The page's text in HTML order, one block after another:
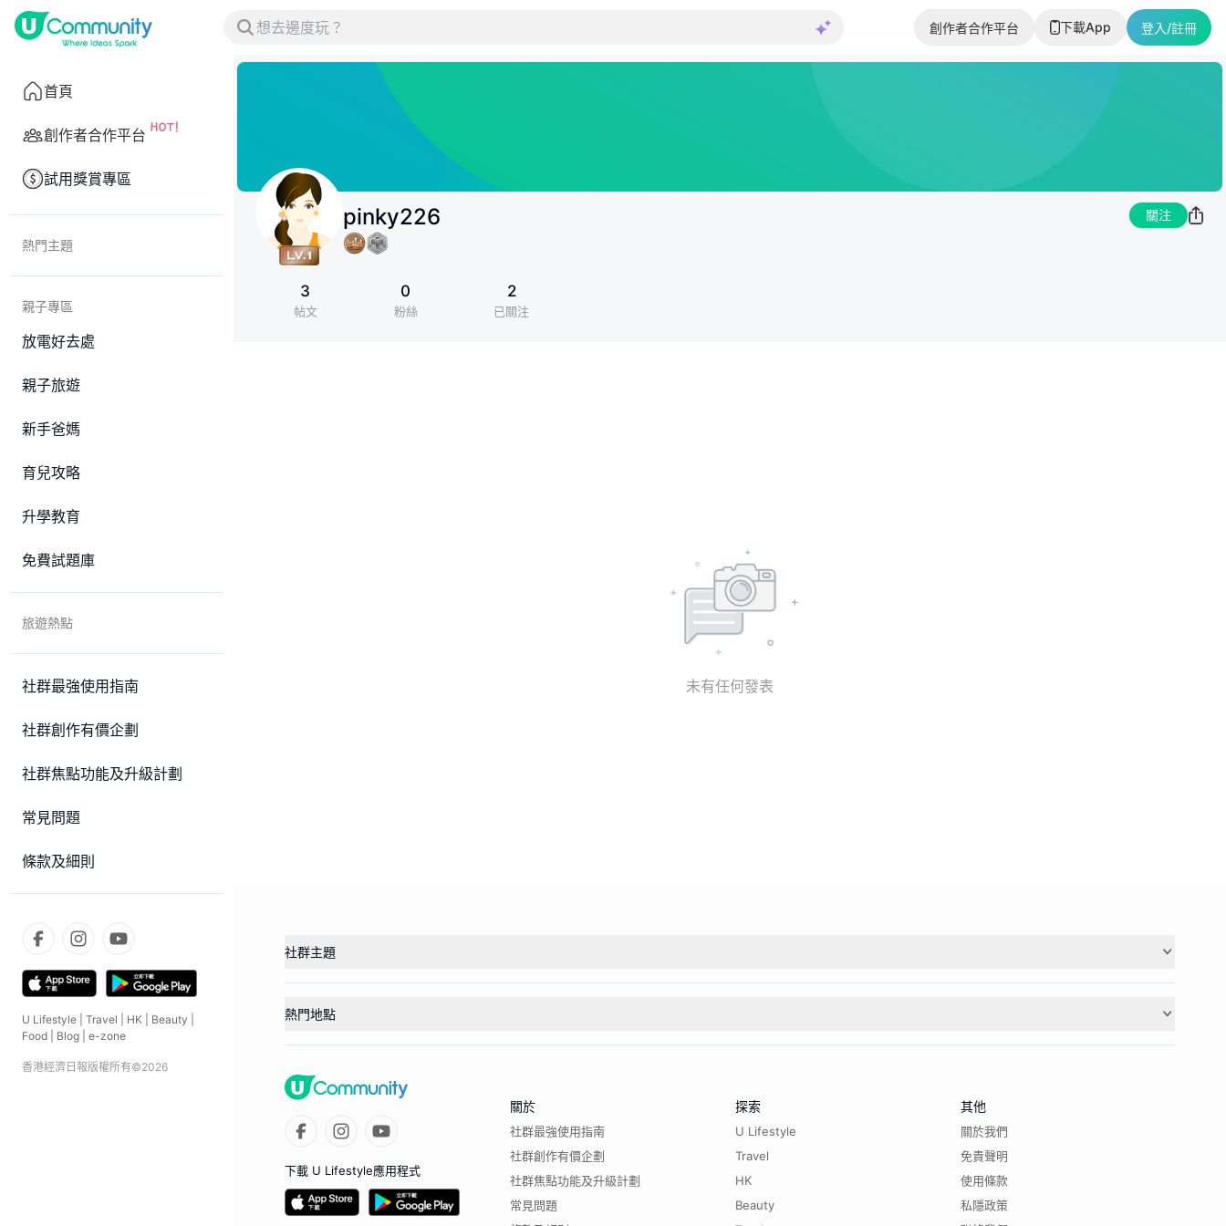
創作者合作平台 下載App 登入/註冊
首頁
創作者合作平台
試用獎賞專區
熱門主題
親子專區
放電好去處
親子旅遊
新手爸媽
育兒攻略
升學教育
免費試題庫
旅遊熱點
社群最強使用指南
社群創作有價企劃
社群焦點功能及升級計劃
常見問題
條款及細則
U Lifestyle Travel HK Beauty
Food
Blog e-zone
香港經濟日報版權所有©2026
pinky226 關注
3
帖文
0
粉絲
2
已關注
未有任何發表
社群主題
熱門地點
下載 U Lifestyle應用程式
關於
社群最強使用指南
社群創作有價企劃
社群焦點功能及升級計劃
常見問題
探索
U Lifestyle
Travel
HK
Beauty
其他
關於我們
免責聲明
使用條款
私隱政策